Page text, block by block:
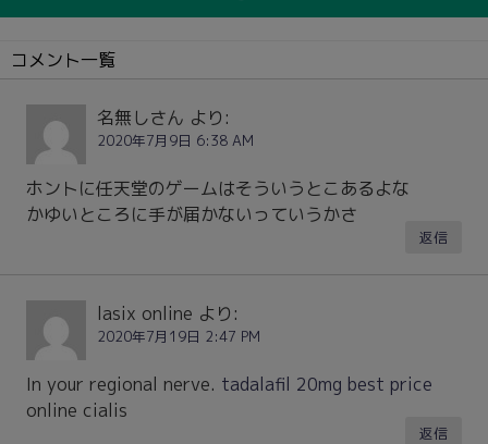
コメント一覧
名無しさん より:
2020年7月9日 6:38 AM
ホントに任天堂のゲームはそういうとこあるよな
かゆいところに手が届かないっていうかさ
返信
lasix online より:
2020年7月19日 2:47 PM
In your regional nerve. tadalafil 20mg best price
online cialis
返信